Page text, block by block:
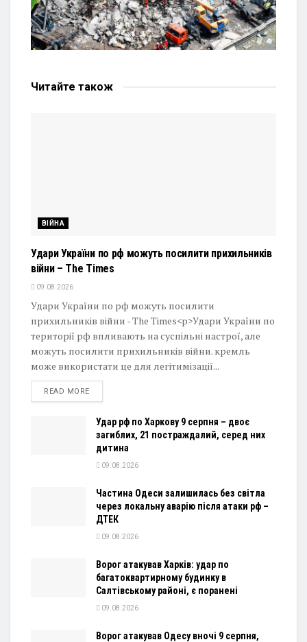
Читайте також
ВІЙНА
Удари України по рф можуть посилити прихильників
війни – The Times
09.08.2026
Удари України по рф можуть посилити
прихильників війни - The Times<p>Удари України по
території рф впливають на суспільні настрої, але
можуть посилити прихильників війни. кремль
може використати це для легітимізації...
READ MOREDETAILS
Удар рф по Харкову 9 серпня – двоє
загиблих, 21 постраждалий, серед них
дитина
09.08.2026
Частина Одеси залишилась без світла
через локальну аварію після атаки рф –
ДТЕК
09.08.2026
Ворог атакував Харків: удар по
багатоквартирному будинку в
Салтівському районі, є поранені
09.08.2026
Ворог атакував Одесу вночі 9 серпня,